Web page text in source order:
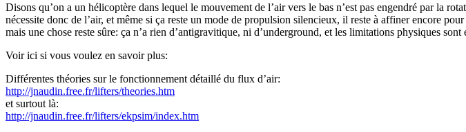
Disons qu’on a un hélicoptère dans lequel le mouvement de l’air vers le bas n’est pas engendré par la
nécessite donc de l’air, et même si ça reste un mode de propulsion silencieux, il reste à affiner encore
mais une chose reste sûre: ça n’a rien d’antigravitique, ni d’underground, et les limitations physiques
Voir ici si vous voulez en savoir plus:
Différentes théories sur le fonctionnement détaillé du flux d’air:
http://jnaudin.free.fr/lifters/theories.htm
et surtout là:
http://jnaudin.free.fr/lifters/ekpsim/index.htm